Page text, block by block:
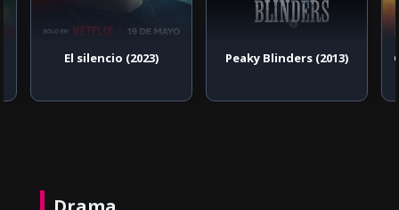
El silencio (2023) Peaky Blinders (2013)